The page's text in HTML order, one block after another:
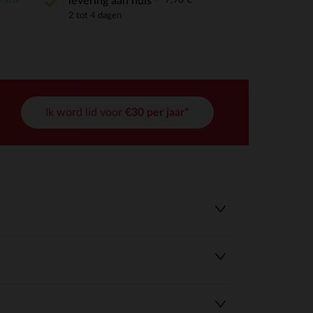
aan te passen en te beheren, en zorgt ervoor dat aan
2 tot 4 dagen
Ik word lid voor €30 per jaar*